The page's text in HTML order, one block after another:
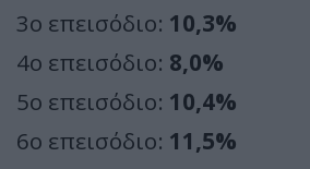
3ο επεισόδιο: 10,3%
4ο επεισόδιο: 8,0%
5ο επεισόδιο: 10,4%
6ο επεισόδιο: 11,5%